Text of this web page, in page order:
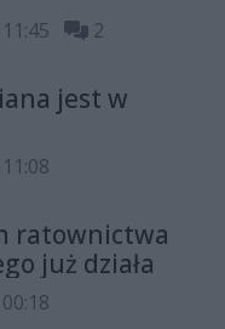
11:45 2
jest w
ratownictwa
już działa